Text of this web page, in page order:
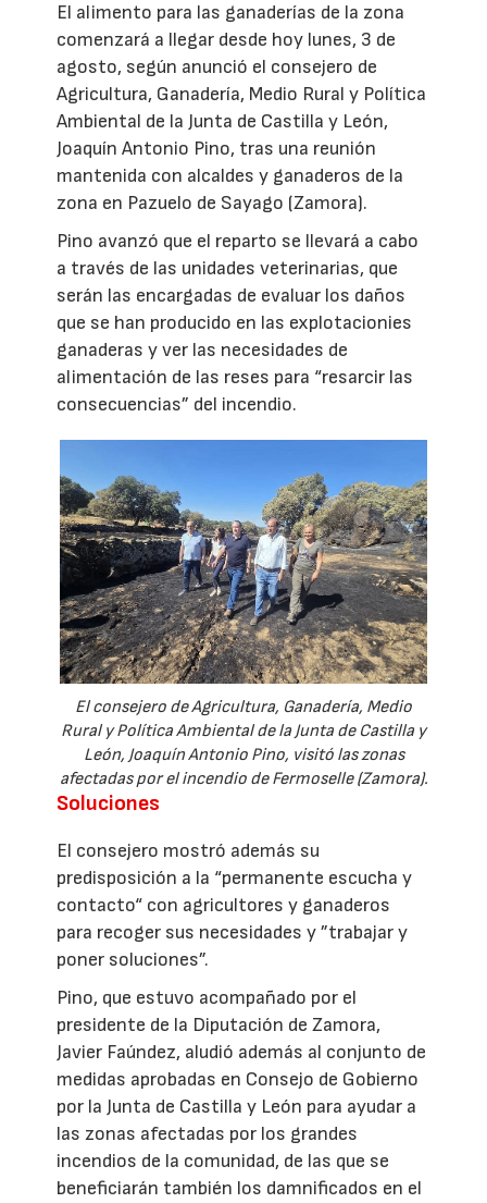
El alimento para las ganaderías de la zona
comenzará a llegar desde hoy lunes, 3 de
agosto, según anunció el consejero de
Agricultura, Ganadería, Medio Rural y Política
Ambiental de la Junta de Castilla y León,
Joaquín Antonio Pino, tras una reunión
mantenida con alcaldes y ganaderos de la
zona en Pazuelo de Sayago (Zamora).
Pino avanzó que el reparto se llevará a cabo
a través de las unidades veterinarias, que
serán las encargadas de evaluar los daños
que se han producido en las explotacionies
ganaderas y ver las necesidades de
alimentación de las reses para “resarcir las
consecuencias” del incendio.
El consejero de Agricultura, Ganadería, Medio
Rural y Política Ambiental de la Junta de Castilla y
León, Joaquín Antonio Pino, visitó las zonas
afectadas por el incendio de Fermoselle (Zamora).
Soluciones
El consejero mostró además su
predisposición a la “permanente escucha y
contacto“ con agricultores y ganaderos
para recoger sus necesidades y ”trabajar y
poner soluciones”.
Pino, que estuvo acompañado por el
presidente de la Diputación de Zamora,
Javier Faúndez, aludió además al conjunto de
medidas aprobadas en Consejo de Gobierno
por la Junta de Castilla y León para ayudar a
las zonas afectadas por los grandes
incendios de la comunidad, de las que se
beneficiarán también los damnificados en el